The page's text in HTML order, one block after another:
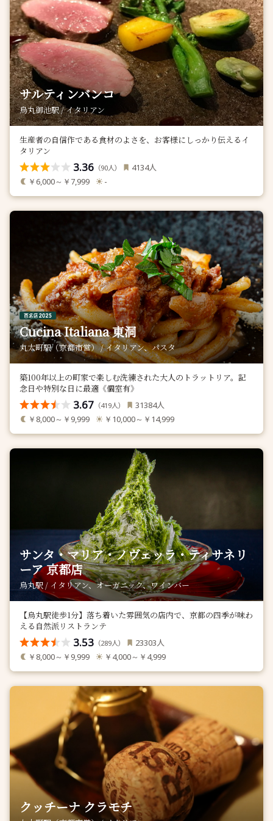
サルティンバンコ
烏丸御池駅 / イタリアン
生産者の自信作である食材のよさを、お客様にしっかり伝えるイ
タリアン
3.36 （90人） 4134人
￥6,000～￥7,999 -
Cucina Italiana 東洞
丸太町駅（京都市営） / イタリアン、パスタ
築100年以上の町家で楽しむ洗練された大人のトラットリア。記
念日や特別な日に最適《個室有》
3.67 （419人） 31384人
￥8,000～￥9,999 ￥10,000～￥14,999
サンタ・マリア・ノヴェッラ・ティサネリ
ーア 京都店
烏丸駅 / イタリアン、オーガニック、ワインバー
【烏丸駅徒歩1分】落ち着いた雰囲気の店内で、京都の四季が味わ
える自然派リストランテ
3.53 （289人） 23303人
￥8,000～￥9,999 ￥4,000～￥4,999
クッチーナ クラモチ